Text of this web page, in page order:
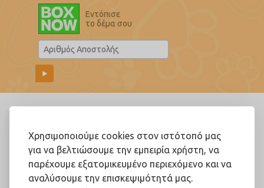
Χρησιμοποιούμε cookies στον ιστότοπό μας
για να βελτιώσουμε την εμπειρία χρήστη, να
παρέχουμε εξατομικευμένο περιεχόμενο και να
αναλύσουμε την επισκεψιμότητά μας.
Εντόπισε
το δέμα σου
Ακολουθήστε μας!